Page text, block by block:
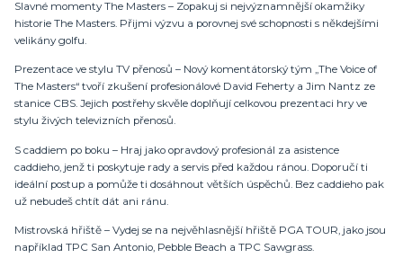
Slavné momenty The Masters – Zopakuj si nejvýznamnější okamžiky
historie The Masters. Přijmi výzvu a porovnej své schopnosti s někdejšími
velikány golfu.
Prezentace ve stylu TV přenosů – Nový komentátorský tým „The Voice of
The Masters“ tvoří zkušení profesionálové David Feherty a Jim Nantz ze
stanice CBS. Jejich postřehy skvěle doplňují celkovou prezentaci hry ve
stylu živých televizních přenosů.
S caddiem po boku – Hraj jako opravdový profesionál za asistence
caddieho, jenž ti poskytuje rady a servis před každou ránou. Doporučí ti
ideální postup a pomůže ti dosáhnout větších úspěchů. Bez caddieho pak
už nebudeš chtít dát ani ránu.
Mistrovská hřiště – Vydej se na nejvěhlasnější hřiště PGA TOUR, jako jsou
například TPC San Antonio, Pebble Beach a TPC Sawgrass.